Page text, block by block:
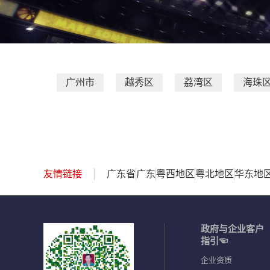
广州市 越秀区 荔湾区 海珠
友情链接 广东省广东粤西地区粤北地区华东地
政府与企业客户
指引☜
企业资质